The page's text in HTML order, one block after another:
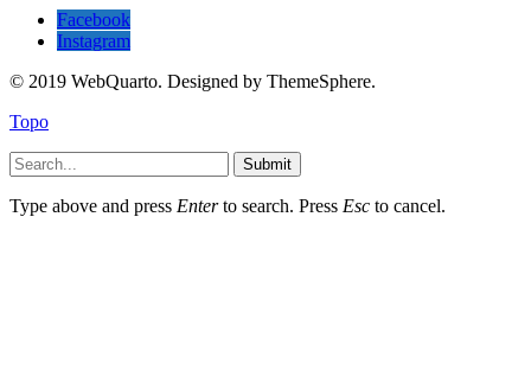
Facebook
Instagram
© 2019 WebQuarto. Designed by ThemeSphere.
Topo
Submit
Type above and press Enterto search. Press Esc to cancel.